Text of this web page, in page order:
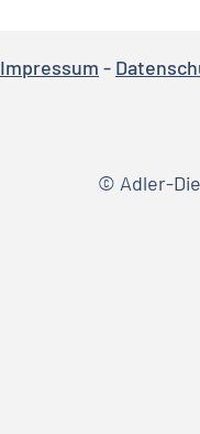
© Adler-
Impressum -